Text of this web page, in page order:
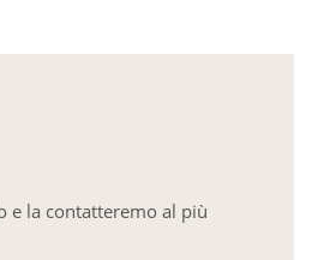
e la contatteremo al più